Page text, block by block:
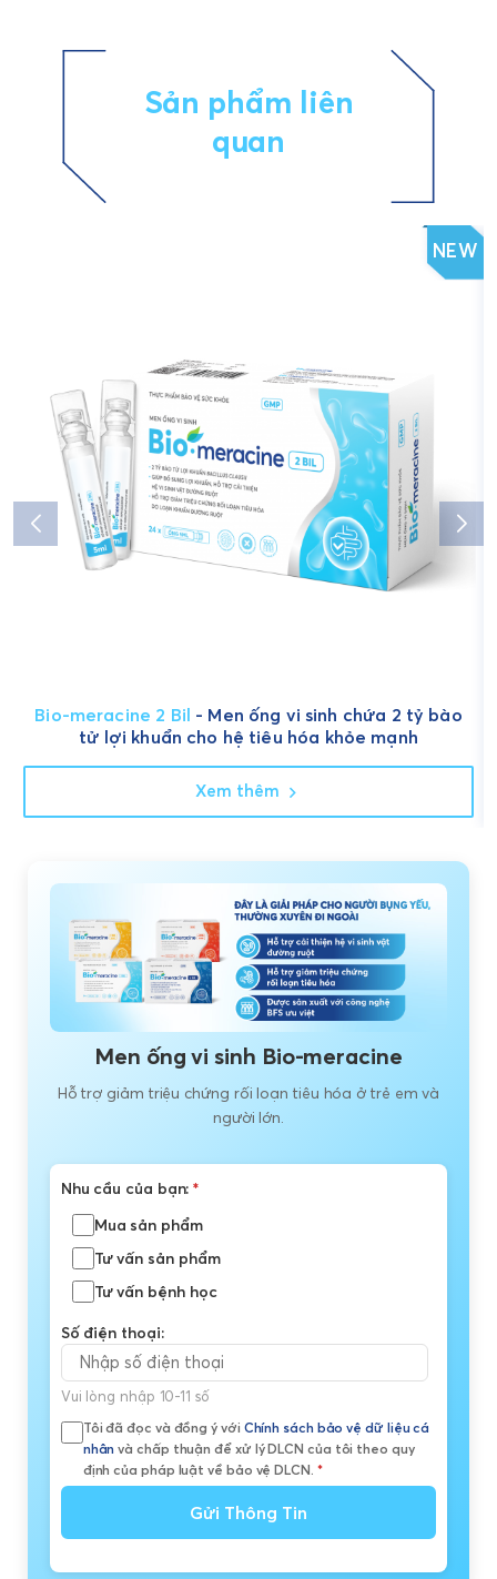
Sản phẩm liên
quan
NEW
Bio-meracine 2 Bil - Men ống vi sinh chứa 2 tỷ bào
tử lợi khuẩn cho hệ tiêu hóa khỏe mạnh
Xem thêm
Men ống vi sinh Bio-meracine
Hỗ trợ giảm triệu chứng rối loạn tiêu hóa ở trẻ em và
người lớn.
Nhu cầu của bạn:*
Mua sản phẩm
Tư vấn sản phẩm
Tư vấn bệnh học
Số điện thoại:
Vui lòng nhập 10-11 số
Tôi đã đọc và đồng ý với Chính sách bảo vệ dữ liệu cá
nhân và chấp thuận để xử lý DLCN của tôi theo quy
định của pháp luật về bảo vệ DLCN. *
Gửi Thông Tin